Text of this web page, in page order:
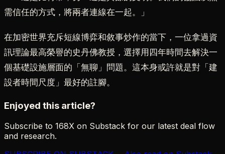
需信任的方式，將兩者連線在一起。」
在加密世界充斥短線博弈和敘事炒作的當下，一位拿過資
訊理論最高榮譽的史丹佛教授，選擇用四年時間去解決一
個基礎設施層面的「無聊」問題。這本身或許就是對「建
設者時間尺度」最好的註腳。
Enjoyed this article?
Subscribe to 168X on Substack for our latest deal flow
and research.